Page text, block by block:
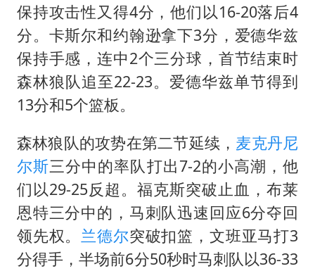
保持攻击性又得4分，他们以16-20落后4
分。卡斯尔和约翰逊拿下3分，爱德华兹
保持手感，连中2个三分球，首节结束时
森林狼队追至22-23。爱德华兹单节得到
13分和5个篮板。
森林狼队的攻势在第二节延续， 麦克丹尼
尔斯三分中的率队打出7-2的小高潮，他
们以29-25反超。福克斯突破止血，布莱
恩特三分中的，马刺队迅速回应6分夺回
领先权。 兰德尔突破扣篮，文班亚马打3
分得手，半场前6分50秒时马刺队以36-33